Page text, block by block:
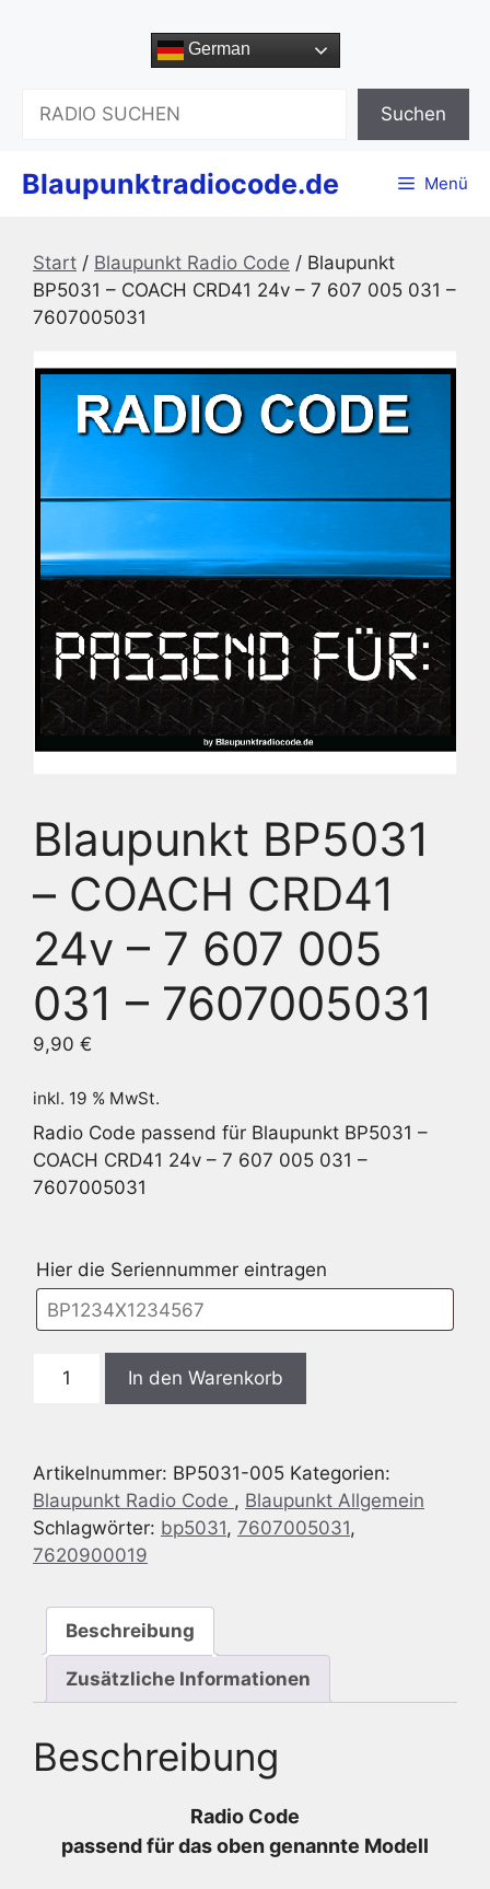
German
Suchen
Blaupunktradiocode.de Menü
Start / Blaupunkt Radio Code / Blaupunkt
BP5031 – COACH CRD41 24v – 7 607 005 031 –
7607005031
Blaupunkt BP5031
– COACH CRD41
24v – 7 607 005
031 – 7607005031
9,90 €
inkl. 19 % MwSt.
Radio Code passend für Blaupunkt BP5031 –
COACH CRD41 24v – 7 607 005 031 –
7607005031
Hier die Seriennummer eintragen
Blaupunkt
CRD41
24v
-
7
005
In den Warenkorb
Artikelnummer: BP5031-005 Kategorien:
Blaupunkt Radio Code , Blaupunkt Allgemein
Schlagwörter: bp5031, 7607005031,
7620900019
Beschreibung
Zusätzliche Informationen
Beschreibung
Radio Code
passend für das oben genannte Modell